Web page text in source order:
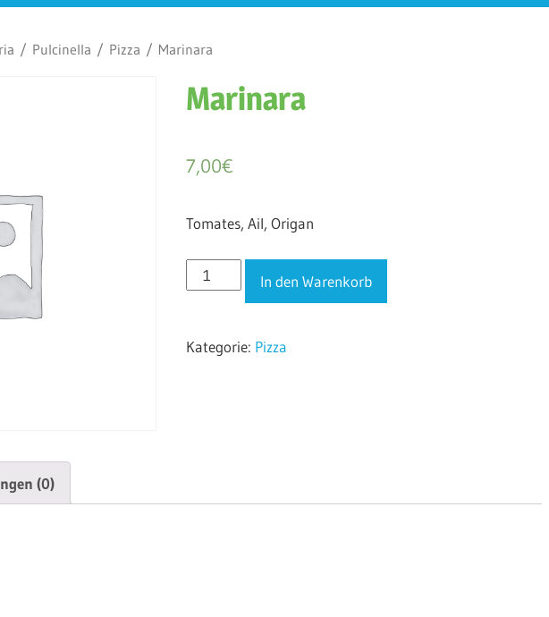
/ Pulcinella / Pizza / Marinara
Marinara
7,00€
Tomates, Ail, Origan
Marinara
In den Warenkorb
Kategorie: Pizza
(0)